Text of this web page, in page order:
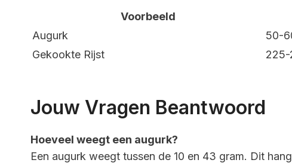
Voorbeeld
Augurk
50-
Gekookte Rijst
225-
Jouw Vragen Beantwoord
Hoeveel weegt een augurk?
Een augurk weegt tussen de 10 en 43 gram. Dit